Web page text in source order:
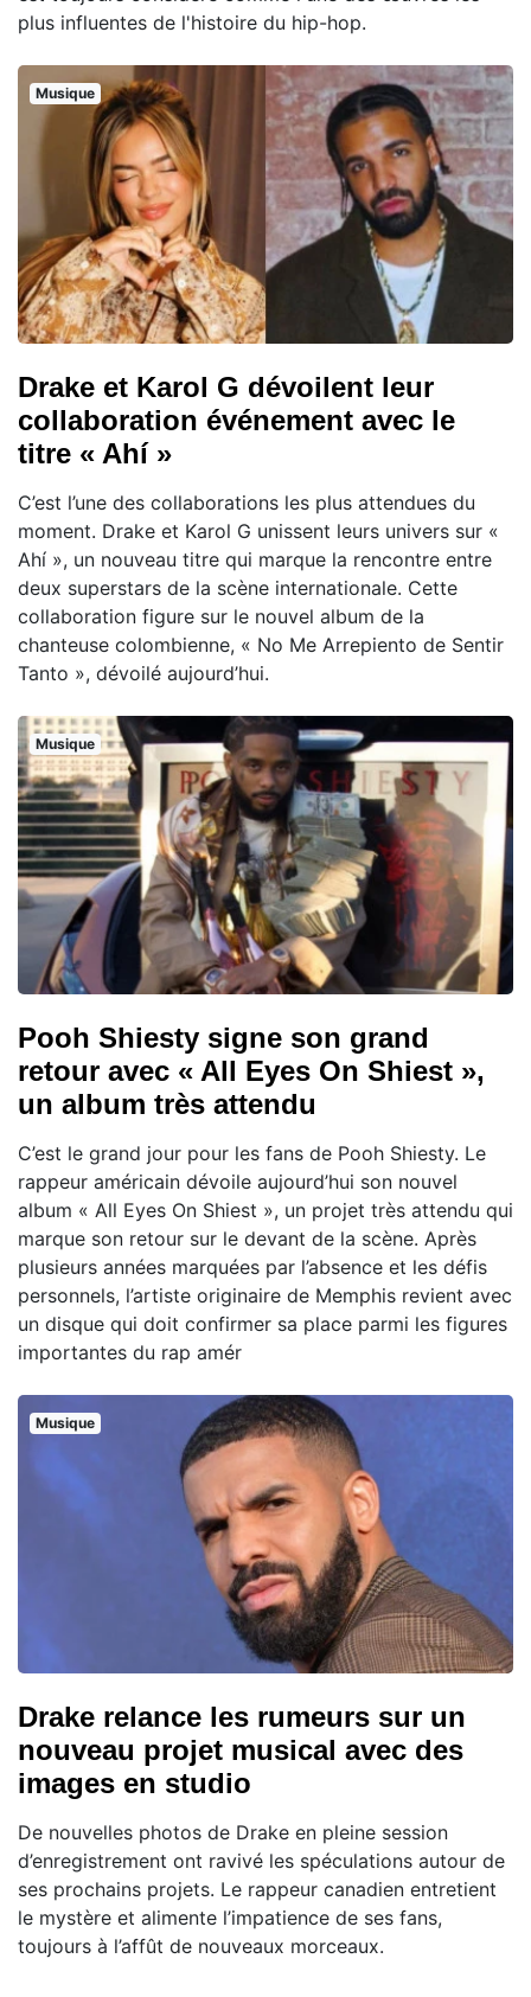
plus influentes de l'histoire du hip-hop.
Musique
Drake et Karol G dévoilent leur
collaboration événement avec le
titre « Ahí »
C’est l’une des collaborations les plus attendues du
moment. Drake et Karol G unissent leurs univers sur «
Ahí », un nouveau titre qui marque la rencontre entre
deux superstars de la scène internationale. Cette
collaboration figure sur le nouvel album de la
chanteuse colombienne, « No Me Arrepiento de Sentir
Tanto », dévoilé aujourd’hui.
Musique
Pooh Shiesty signe son grand
retour avec « All Eyes On Shiest »,
un album très attendu
C’est le grand jour pour les fans de Pooh Shiesty. Le
rappeur américain dévoile aujourd’hui son nouvel
album « All Eyes On Shiest », un projet très attendu qui
marque son retour sur le devant de la scène. Après
plusieurs années marquées par l’absence et les défis
personnels, l’artiste originaire de Memphis revient avec
un disque qui doit confirmer sa place parmi les figures
importantes du rap amér
Musique
Drake relance les rumeurs sur un
nouveau projet musical avec des
images en studio
De nouvelles photos de Drake en pleine session
d’enregistrement ont ravivé les spéculations autour de
ses prochains projets. Le rappeur canadien entretient
le mystère et alimente l’impatience de ses fans,
toujours à l’affût de nouveaux morceaux.